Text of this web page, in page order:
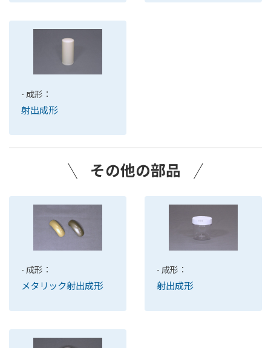
- 成形：
射出成形
その他の部品
- 成形：
メタリック射出成形
- 成形：
射出成形